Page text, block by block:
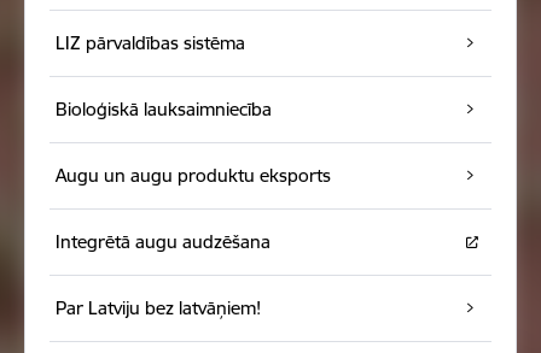
LIZ pārvaldības sistēma
Bioloģiskā lauksaimniecība
Augu un augu produktu eksports
Integrētā augu audzēšana
Par Latviju bez latvāņiem!